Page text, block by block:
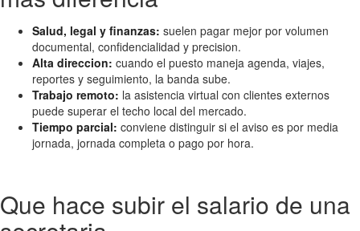
Salud, legal y finanzas: suelen pagar mejor por volumen
documental, confidencialidad y precision.
Alta direccion: cuando el puesto maneja agenda, viajes,
reportes y seguimiento, la banda sube.
Trabajo remoto: la asistencia virtual con clientes externos
puede superar el techo local del mercado.
Tiempo parcial: conviene distinguir si el aviso es por media
jornada, jornada completa o pago por hora.
Que hace subir el salario de una